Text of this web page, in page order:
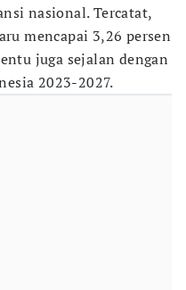
nasional. Tercatat,
mencapai 3,26 persen
juga sejalan dengan
2023-2027.